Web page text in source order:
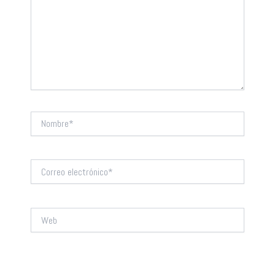
electrónico*